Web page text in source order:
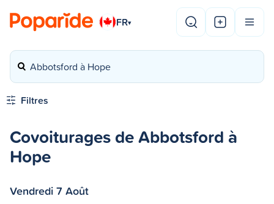
FR▾
Abbotsford à Hope
Filtres
Covoiturages de Abbotsford à
Hope
Vendredi 7 Août